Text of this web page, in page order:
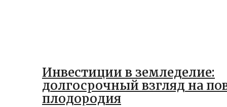
Инвестиции в земледелие:
долгосрочный взгляд на
плодородия